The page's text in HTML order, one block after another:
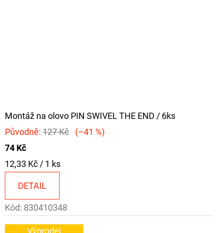
Montáž na olovo PIN SWIVEL THE END / 6ks
Původně: 127 Kč
(–41 %)
74 Kč
Měrná
12,33 Kč / 1 ks
DETAIL
Kód: 830410348
Výprodej